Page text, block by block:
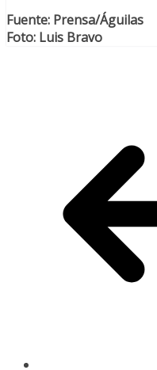
Fuente: Prensa/Águilas
Foto: Luis Bravo